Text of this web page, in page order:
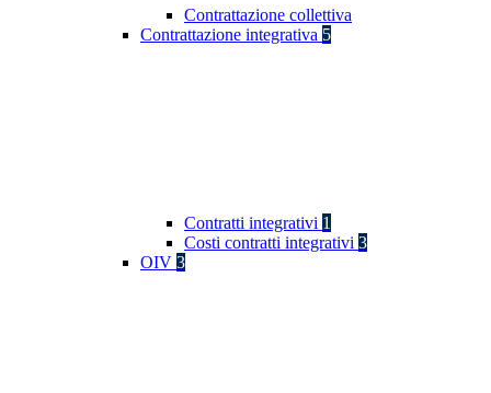
Contrattazione collettiva
Contrattazione integrativa 5
Contratti integrativi 1
Costi contratti integrativi 3
OIV 3